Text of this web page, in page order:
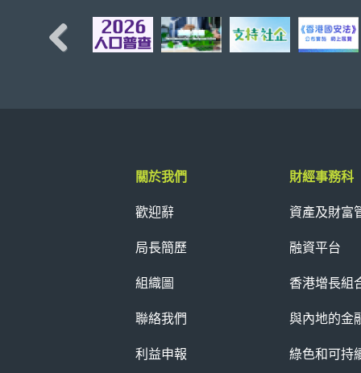
關於我們
歡迎辭
局長簡歷
組織圖
聯絡我們
利益申報
財經事務科
資產及財富
融資平台
香港增長組
與內地的金
綠色和可持